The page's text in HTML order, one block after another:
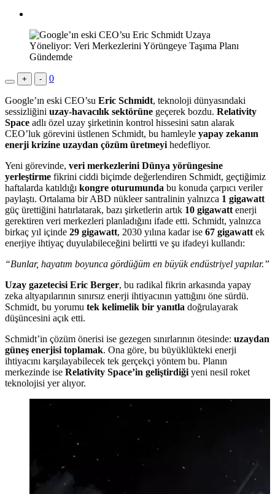
+ - 0
Google’ın eski CEO’su Eric Schmidt, teknoloji dünyasındaki
sessizliğini uzay-havacılık sektörüne geçerek bozdu. Relativity
Space adlı özel uzay şirketinin kontrol hissesini satın alarak
CEO’luk görevini üstlenen Schmidt, bu hamleyle yapay zekanın
enerji krizine uzaydan çözüm üretmeyi hedefliyor.
Yeni görevinde, veri merkezlerini Dünya yörüngesine
yerleştirme fikrini ciddi biçimde değerlendiren Schmidt, geçtiğimiz
haftalarda katıldığı kongre oturumunda bu konuda çarpıcı veriler
paylaştı. Ortalama bir ABD nükleer santralinin yalnızca 1 gigawatt
güç ürettiğini hatırlatarak, bazı şirketlerin artık 10 gigawatt enerji
gerektiren veri merkezleri planladığını ifade etti. Schmidt, yalnızca
birkaç yıl içinde 29 gigawatt, 2030 yılına kadar ise 67 gigawatt ek
enerjiye ihtiyaç duyulabileceğini belirtti ve şu ifadeyi kullandı:
“Bunlar, hayatım boyunca gördüğüm en büyük endüstriyel yapılar.”
Uzay gazetecisi Eric Berger, bu radikal fikrin arkasında yapay
zeka altyapılarının sınırsız enerji ihtiyacının yattığını öne sürdü.
Schmidt, bu yorumu tek kelimelik bir yanıtla doğrulayarak
düşüncesini açık etti.
Schmidt’in çözüm önerisi ise gezegen sınırlarının ötesinde: uzaydan
güneş enerjisi toplamak. Ona göre, bu büyüklükteki enerji
ihtiyacını karşılayabilecek tek gerçekçi yöntem bu. Planın
merkezinde ise Relativity Space’in geliştirdiği yeni nesil roket
teknolojisi yer alıyor.